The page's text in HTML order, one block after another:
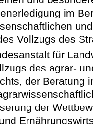
im
Vollzugs des
für
des agrar-
der Beratung
der